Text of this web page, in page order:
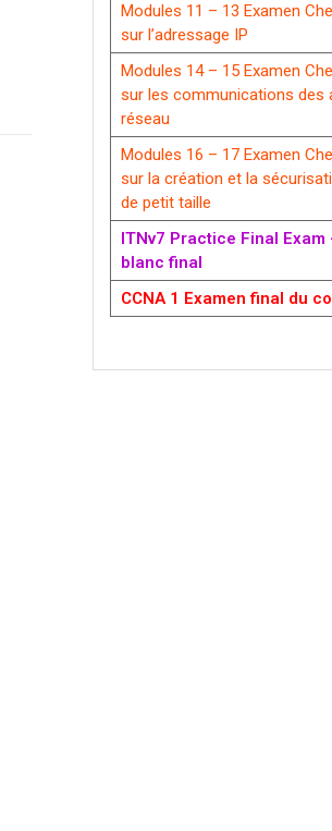
Modules 11 – 13 Examen
sur l’adressage IP
Modules 14 – 15 Examen
sur les communications des
réseau
Modules 16 – 17 Examen
sur la création et la
de petit taille
ITNv7 Practice Final Exam
blanc final
CCNA 1 Examen final du